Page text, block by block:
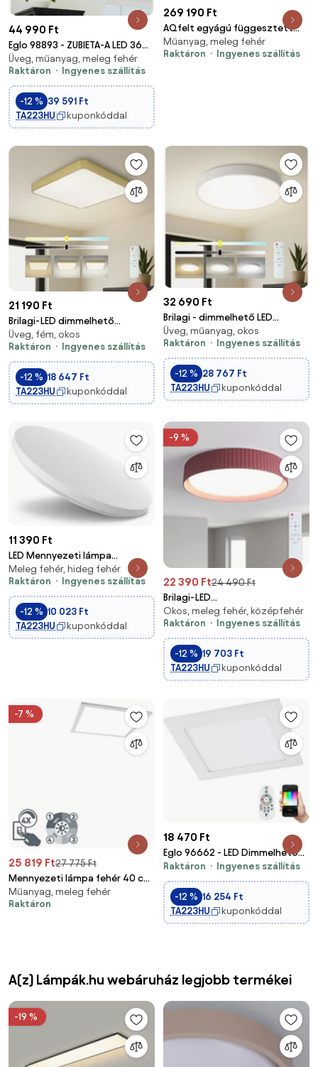
44 990 Ft
Eglo 98893 - ZUBIETA-A LED 36W
230V dimmelhető mennyezeti
lámpa + DO
Üveg, műanyag, meleg fehér
Raktáron
Ingyenes szállítás
-12 % 39 591 Ft
TA223HU
kuponkóddal
269 190 Ft
AQfelt egyágú függesztett
lámpa
Műanyag, meleg fehér
Raktáron
Ingyenes szállítás
21 190 Ft
Brilagi-LED dimmelhető
mennyezeti lámpatest POOL
LED/48W/230V 3000-6000K
50x50 cm arany + távirányító
Üveg, fém, okos
Raktáron
Ingyenes szállítás
-12 % 18 647 Ft
TA223HU
kuponkóddal
32 690 Ft
Brilagi - dimmelhető LED
lámpatest POOL
LED/60W/230V 3000-6000K
átm. 60 cm fehér + távirányító
Üveg, műanyag, okos
Raktáron
Ingyenes szállítás
-12 % 28 767 Ft
TA223HU
kuponkóddal
11 390 Ft
LED Mennyezeti lámpa
LED/24W/230V
3000K/4000K/6000K
Meleg fehér, hideg fehér
Raktáron
Ingyenes szállítás
-12 % 10 023 Ft
TA223HU
kuponkóddal
-9 %
22 390 Ft24 490 Ft
Brilagi-LED
Fényerőszabályozható
mennyezeti lámpa LUCIA
LED/48W/230V Ø 41 cm piros +
távirányító
Okos, meleg fehér, középfehér
Raktáron
Ingyenes szállítás
-12 % 19 703 Ft
TA223HU
kuponkóddal
-7 %
25 819 Ft27 775 Ft
Mennyezeti lámpa fehér 40 cm
beépített LED-del, 4
fokozatban szabályozható -
Műanyag, meleg fehér
Raktáron
18 470 Ft
Eglo 96662 - LED Dimmelhető
mennyezeti lámpa SALOBRENA-
C LED/16W/230V + távirányító
Raktáron Ingyenes szállítás
-12 % 16 254 Ft
TA223HU
kuponkóddal
A(z) Lámpák.hu webáruház legjobb termékei
-19 %